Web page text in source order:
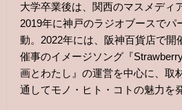
大学卒業後は、関西のマスメディ
2019年に神戸のラジオブースでパ
動。2022年には、阪神百貨店で開
催事のイメージソング『
画とわたし』の運営を中心に、取
通してモノ・ヒト・コトの魅力を